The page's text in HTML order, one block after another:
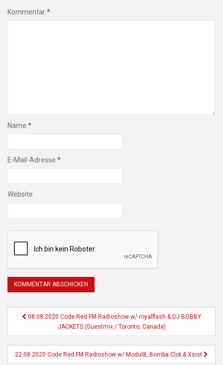
Kommentar*
Name *
E-Mail-Adresse *
Website
Beitragsnavigation
08.08.2020 Code Red FM Radioshow w/ royalflash & DJ BOBBY
JACKETS (Guestmix / Toronto, Canada)
22.08.2020 Code Red FM Radioshow w/ Modul8, Bomba Clot & Xsist